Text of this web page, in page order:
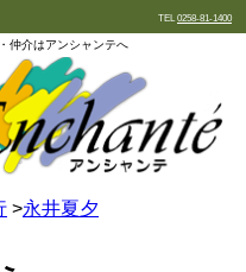
TEL 0258-81-1400
仲介はアンシャンテへ
>永井夏夕